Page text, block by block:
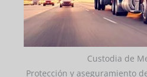
Custodia de
Protección y aseguramiento